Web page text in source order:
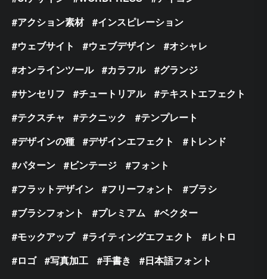
アクション素材
インスピレーション
ウェブサイト
ウェブデザイン
オシャレ
オンラインツール
カラフル
グランジ
サンセリフ
チュートリアル
テキストエフェクト
テクスチャ
テクニック
テンプレート
デザインの種
デザインエフェクト
トレンド
パターン
ビンテージ
フォント
フラットデザイン
フリーフォント
ブラシ
ブラシフォント
プレミアム
ベクター
モックアップ
ライティングエフェクト
レトロ
ロゴ
写真加工 手書き
日本語フォント